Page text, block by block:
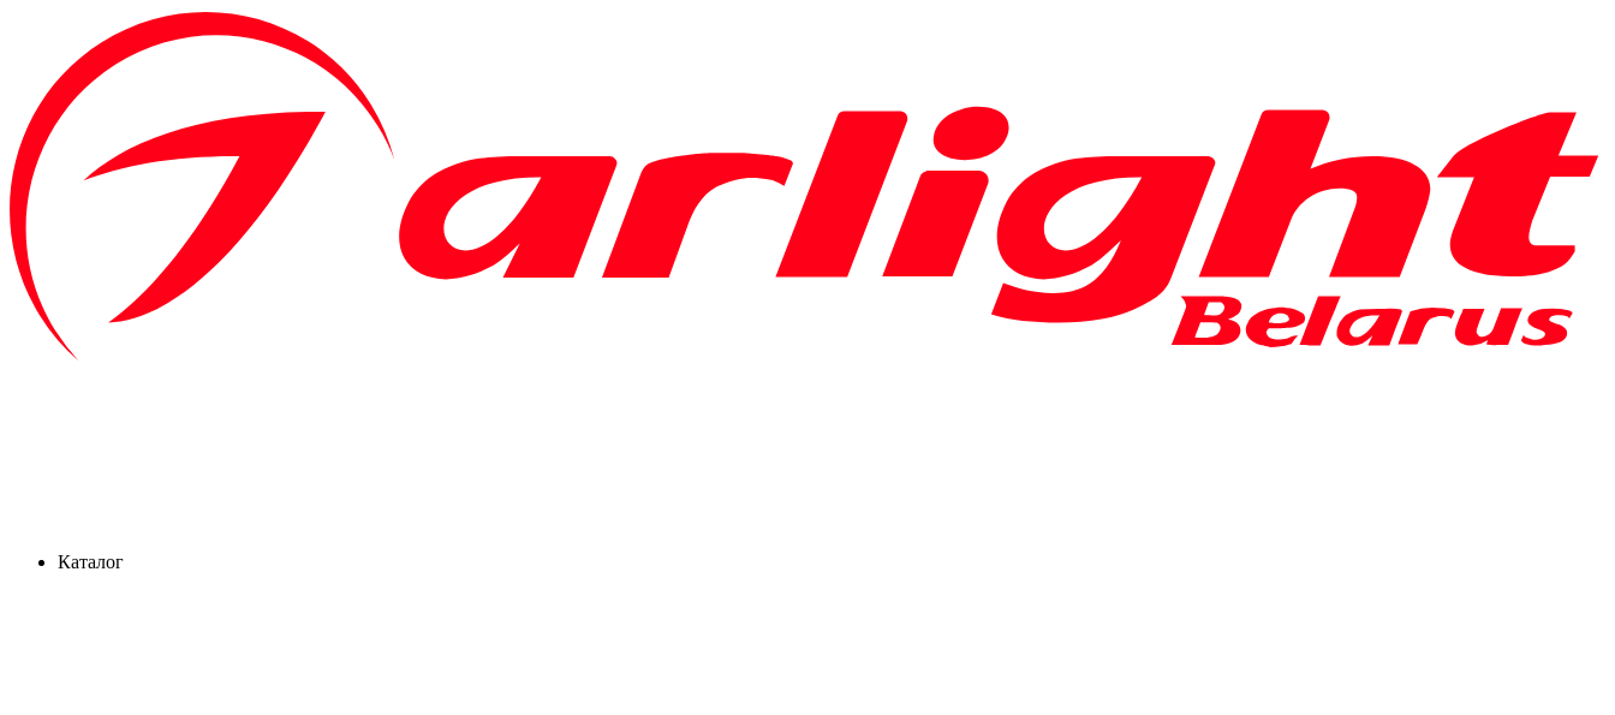
Каталог